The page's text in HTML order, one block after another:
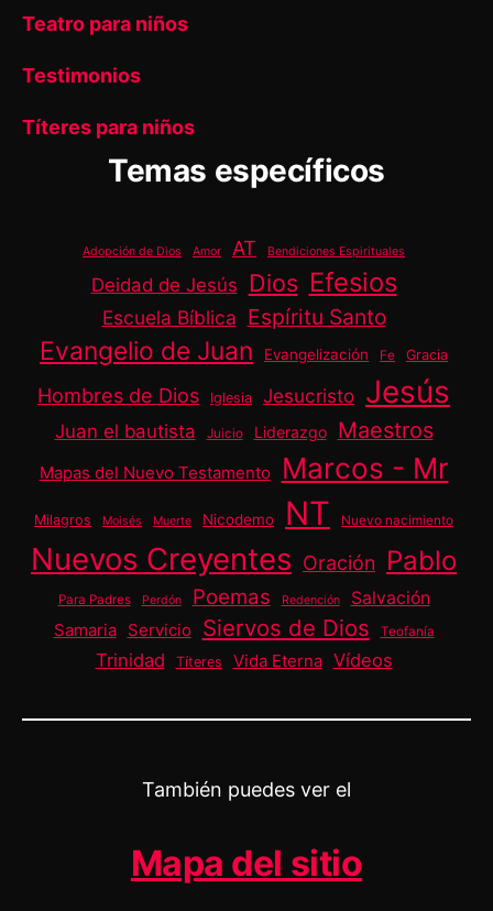
Teatro para niños
Testimonios
Títeres para niños
Temas específicos
Adopción de Dios Amor AT Bendiciones Espirituales
Deidad de Jesús Dios Efesios
Escuela Bíblica Espíritu Santo
Evangelio de Juan Evangelización Fe Gracia
Hombres de Dios Iglesia Jesucristo Jesús
Juan el bautista Juicio Liderazgo Maestros
Mapas del Nuevo Testamento Marcos - Mr
Milagros Moisés Muerte Nicodemo NT Nuevo nacimiento
Nuevos Creyentes Oración Pablo
Para Padres Perdón Poemas Redención
Salvación
Samaria
Servicio Siervos de Dios Teofanía
Trinidad Títeres Vida Eterna Vídeos
También puedes ver el
Mapa del sitio